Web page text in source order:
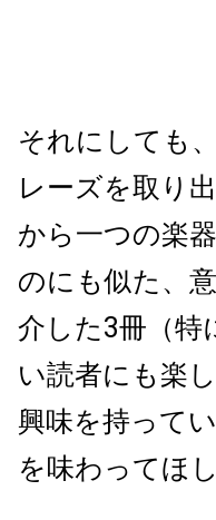
それにしても
レーズを取り
から一つの楽
のにも似た、
介した3冊（特
い読者にも楽
興味を持って
を味わってほし